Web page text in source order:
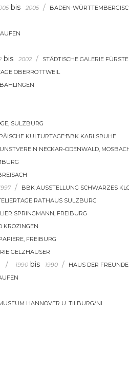
bis 2005 / BADEN-
bis 2002 / STÄDTISCHE GALERIE
OBERROTTWEIL
SULZBURG
KULTURTAGE:BBK KARLSRUHE
NECKAR-ODENWALD,
/ BBK AUSSTELLUNG SCHWARZES
RATHAUS SULZBURG
SPRINGMANN, FREIBURG
KROZINGEN
FREIBURG
GELZHÄUSER
/ 1990 bis 1990 / HAUS DER
HANNOVER U. TILBURG/NL